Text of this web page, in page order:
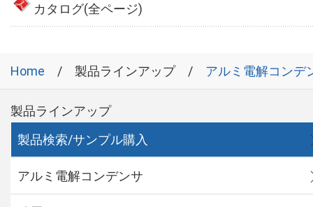
カタログ(全ページ)
Home 製品ラインアップ アルミ電解コンデ
製品ラインアップ
製品検索/サンプル購入
アルミ電解コンデンサ